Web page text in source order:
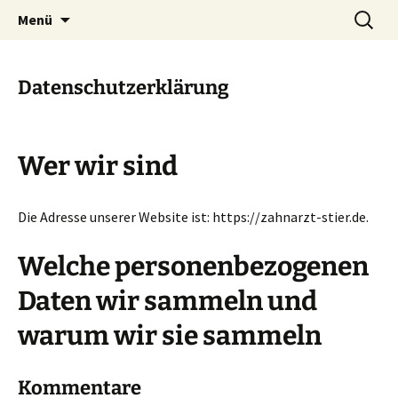
Zahnarztpraxis Stier
Heilbronn
Menü
Suchen
nach:
Datenschutzerklärung
Wer wir sind
Die Adresse unserer Website ist: https://zahnarzt-stier.de.
Welche personenbezogenen
Daten wir sammeln und
warum wir sie sammeln
Kommentare